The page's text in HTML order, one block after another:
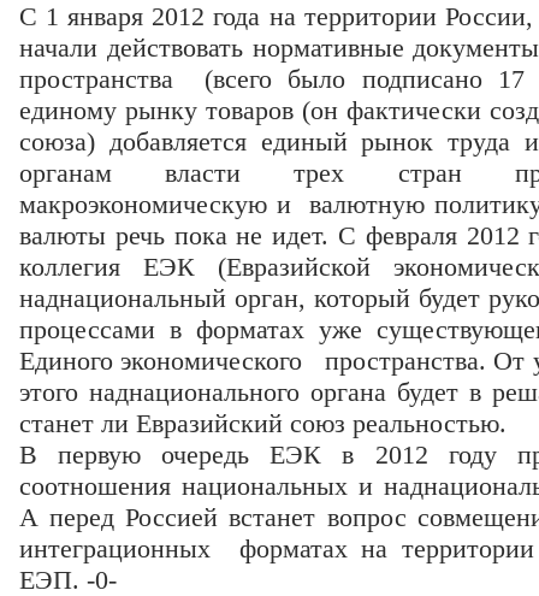
С 1 января 2012 года на территории
начали действовать нормативные
пространства (всего было подписано
единому рынку товаров (он фактически
союза) добавляется единый рынок труда
органам власти трех стран
макроэкономическую и валютную
валюты речь пока не идет. С февраля 2012
коллегия ЕЭК (Евразийской
наднациональный орган, который будет
процессами в форматах уже
Единого экономического пространства. От
этого наднационального органа будет в
станет ли Евразийский союз реальностью.
В первую очередь ЕЭК в 2012 году
соотношения национальных и
А перед Россией встанет вопрос
интеграционных форматах на
ЕЭП. -0-